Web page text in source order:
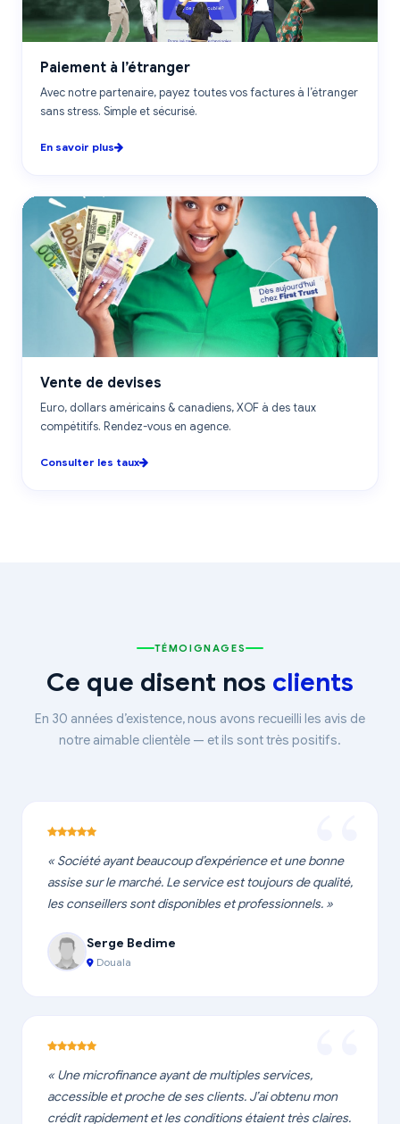
INTERNATIONAL
Paiement à l’étranger
Avec notre partenaire, payez toutes vos factures à l’étranger
sans stress. Simple et sécurisé.
En savoir plus
CHANGE
Vente de devises
Euro, dollars américains & canadiens, XOF à des taux
compétitifs. Rendez-vous en agence.
Consulter les taux
TÉMOIGNAGES
Ce que disent nos clients
En 30 années d’existence, nous avons recueilli les avis de
notre aimable clientèle — et ils sont très positifs.
« Société ayant beaucoup d’expérience et une bonne
assise sur le marché. Le service est toujours de qualité,
les conseillers sont disponibles et professionnels. »
Serge Bedime
Douala
« Une microfinance ayant de multiples services,
accessible et proche de ses clients. J’ai obtenu mon
crédit rapidement et les conditions étaient très claires.